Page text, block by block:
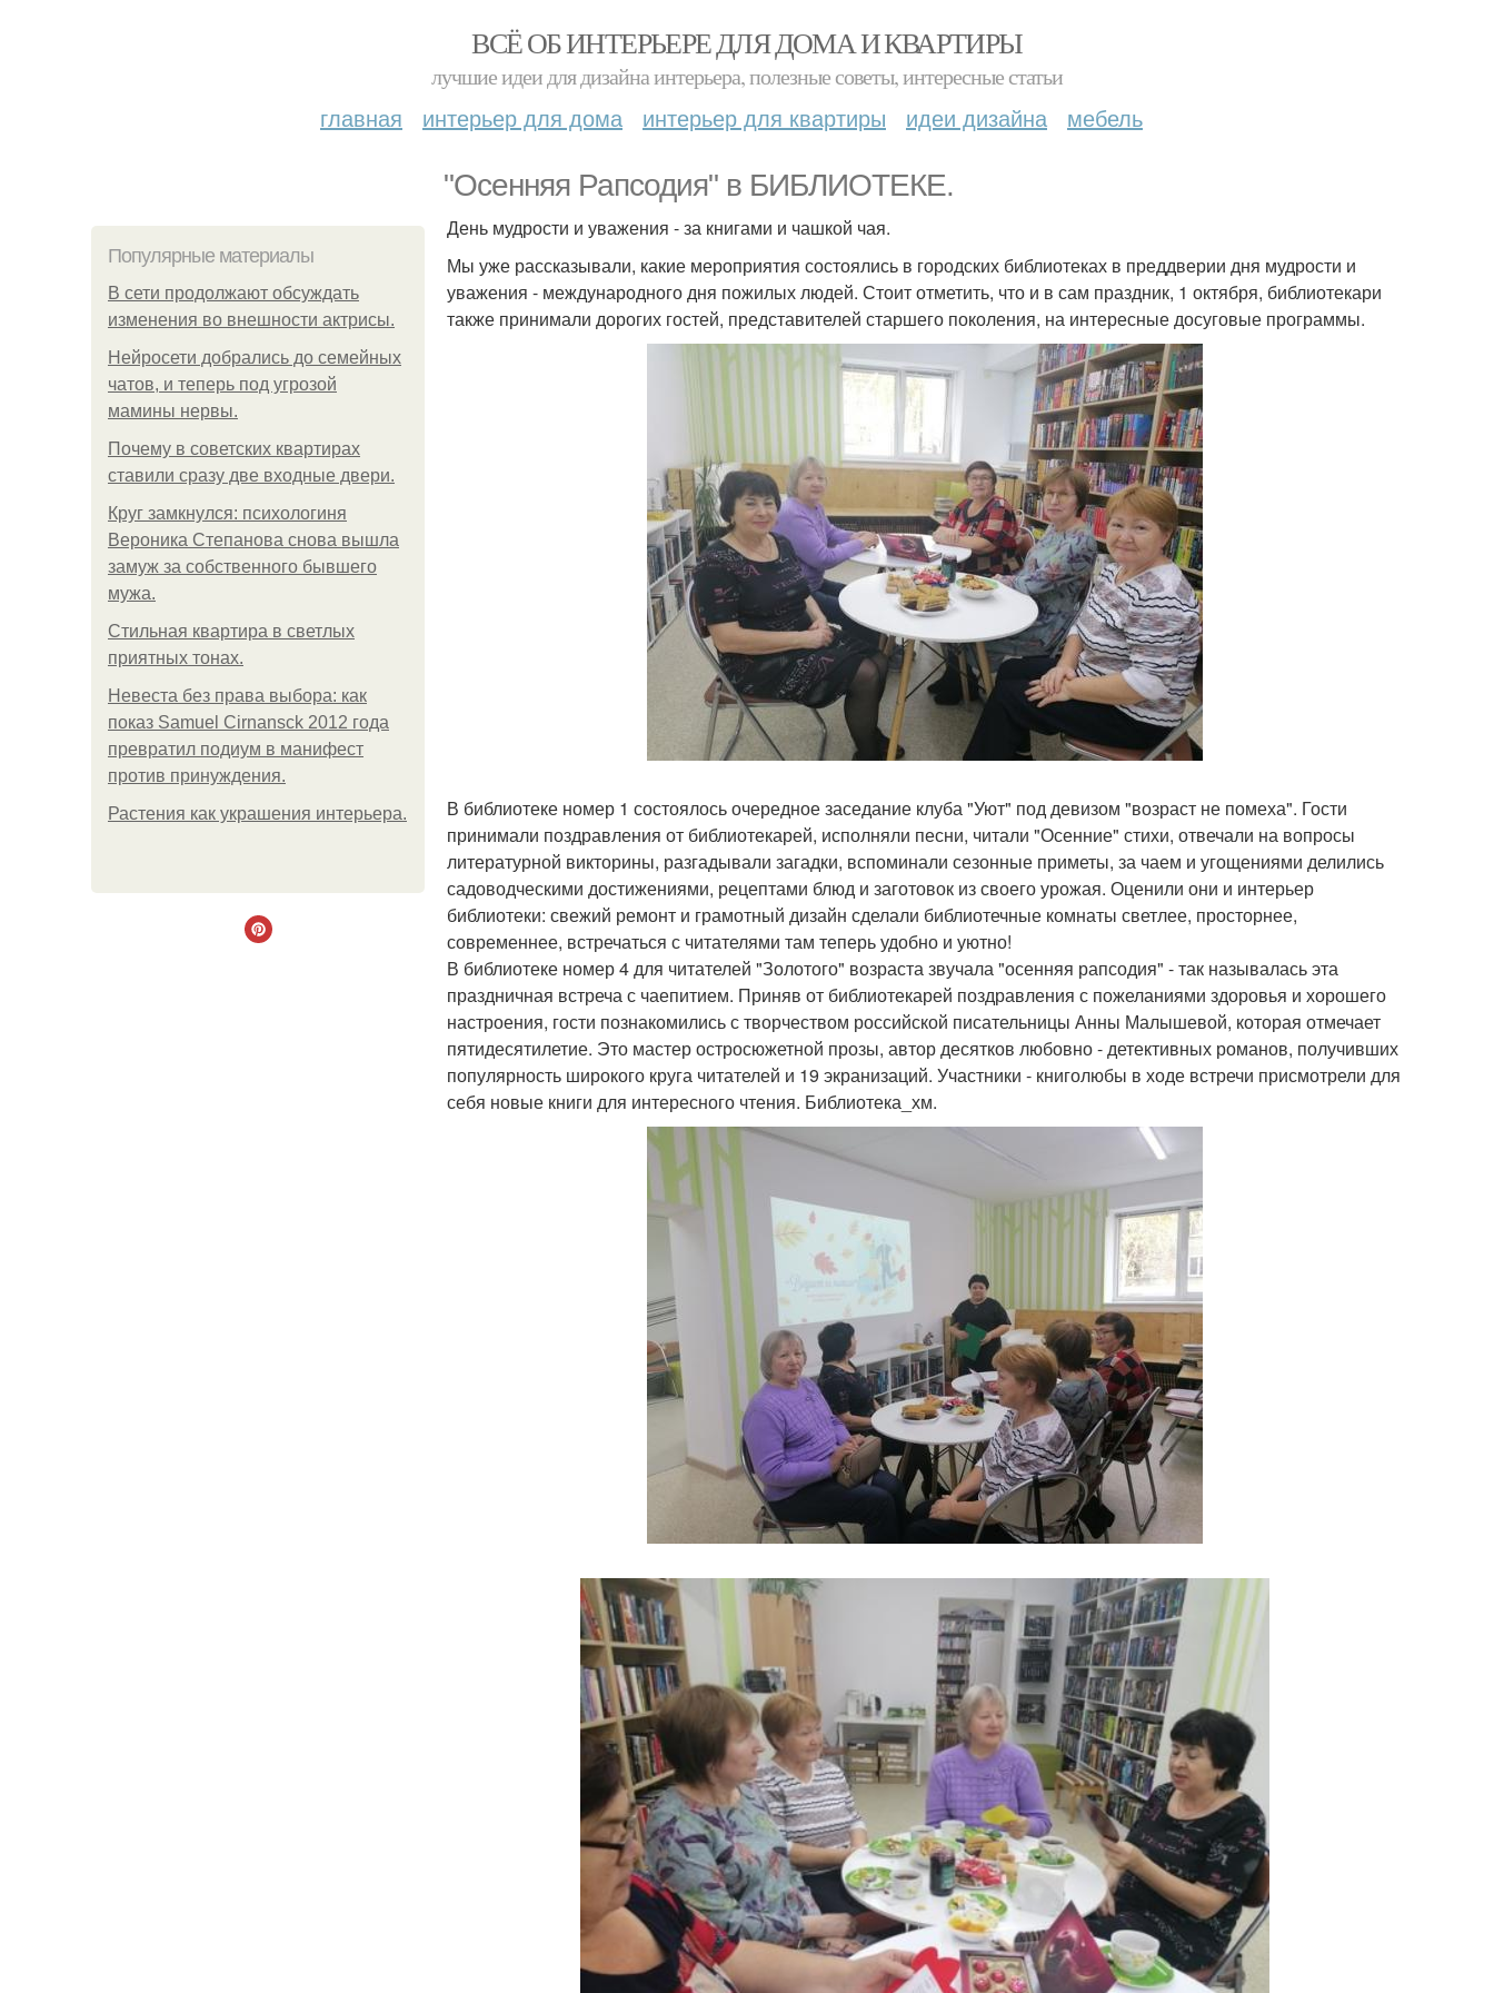
ВСЁ ОБ ИНТЕРЬЕРЕ ДЛЯ ДОМА И КВАРТИРЫ
лучшие идеи для дизайна интерьера, полезные советы, интересные статьи
главная интерьер для дома интерьер для квартиры идеи дизайна мебель
"Осенняя Рапсодия" в БИБЛИОТЕКЕ.
Популярные материалы
В сети продолжают обсуждать
изменения во внешности актрисы.
Нейросети добрались до семейных
чатов, и теперь под угрозой
мамины нервы.
Почему в советских квартирах
ставили сразу две входные двери.
Круг замкнулся: психологиня
Вероника Степанова снова вышла
замуж за собственного бывшего
мужа.
Стильная квартира в светлых
приятных тонах.
Невеста без права выбора: как
показ Samuel Cirnansck 2012 года
превратил подиум в манифест
против принуждения.
Растения как украшения интерьера.
День мудрости и уважения - за книгами и чашкой чая.
Мы уже рассказывали, какие мероприятия состоялись в городских библиотеках в преддверии дня мудрости и
уважения - международного дня пожилых людей. Стоит отметить, что и в сам праздник, 1 октября, библиотекари
также принимали дорогих гостей, представителей старшего поколения, на интересные досуговые программы.
В библиотеке номер 1 состоялось очередное заседание клуба "Уют" под девизом "возраст не помеха". Гости
принимали поздравления от библиотекарей, исполняли песни, читали "Осенние" стихи, отвечали на вопросы
литературной викторины, разгадывали загадки, вспоминали сезонные приметы, за чаем и угощениями делились
садоводческими достижениями, рецептами блюд и заготовок из своего урожая. Оценили они и интерьер
библиотеки: свежий ремонт и грамотный дизайн сделали библиотечные комнаты светлее, просторнее,
современнее, встречаться с читателями там теперь удобно и уютно!
В библиотеке номер 4 для читателей "Золотого" возраста звучала "осенняя рапсодия" - так называлась эта
праздничная встреча с чаепитием. Приняв от библиотекарей поздравления с пожеланиями здоровья и хорошего
настроения, гости познакомились с творчеством российской писательницы Анны Малышевой, которая отмечает
пятидесятилетие. Это мастер остросюжетной прозы, автор десятков любовно - детективных романов, получивших
популярность широкого круга читателей и 19 экранизаций. Участники - книголюбы в ходе встречи присмотрели для
себя новые книги для интересного чтения. Библиотека_хм.